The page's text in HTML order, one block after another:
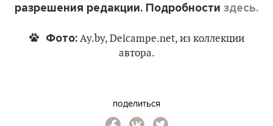
разрешения редакции. Подробности здесь.
Фото:Ay.by, Delcampe.net, из коллекции
автора.
поделиться